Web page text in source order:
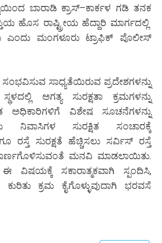
ಬಾರಾಡಿ ಕ್ರಾಸ್–ಕಾರ್ಕಳ ಗಡಿ ತನಕ
ಹೊಸ ರಾಷ್ಟ್ರೀಯ ಹೆದ್ದಾರಿ ಮಾರ್ಗದಲ್ಲಿ
ಎಂದು ಮಂಗಳೂರು ಟ್ರಾಫಿಕ್ ಪೊಲೀಸ್
ಸಾಧ್ಯತೆಯಿರುವ ಪ್ರದೇಶಗಳನ್ನು
ಅಗತ್ಯ ಸುರಕ್ಷತಾ ಕ್ರಮಗಳನ್ನು
ಅಧಿಕಾರಿಗಳಿಗೆ ವಿಶೇಷ ಸೂಚನೆಗಳನ್ನು
ನಿವಾಸಿಗಳ ಸುರಕ್ಷಿತ ಸಂಚಾರಕ್ಕೆ
ರಸ್ತೆ ಸುರಕ್ಷತೆ ಹೆಚ್ಚಿಸಲು ಸರ್ವಿಸ್ ರಸ್ತೆ
ಮನವಿ ಮಾಡಲಾಯಿತು.
ವಿಷಯಕ್ಕೆ ಸಕಾರಾತ್ಮಕವಾಗಿ ಸ್ಪಂದಿಸಿ,
ಕ್ರಮ ಕೈಗೊಳ್ಳುವುದಾಗಿ ಭರವಸೆ